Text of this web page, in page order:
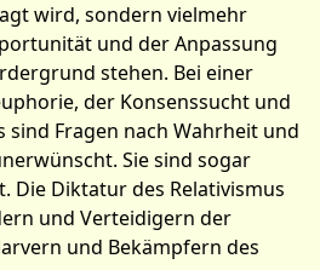
wird, sondern vielmehr
und der Anpassung
stehen. Bei einer
der Konsenssucht und
Fragen nach Wahrheit und
Sie sind sogar
Die Diktatur des Relativismus
und Verteidigern der
und Bekämpfern des